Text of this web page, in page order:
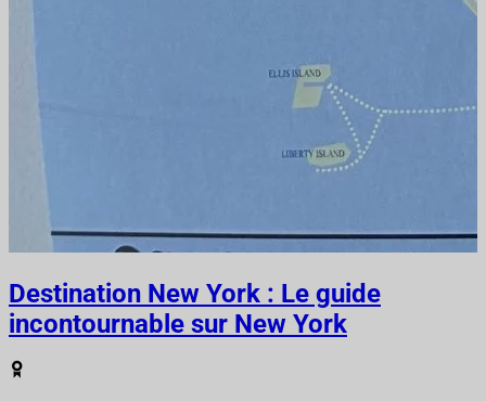
Destination New York : Le guide
incontournable sur New York